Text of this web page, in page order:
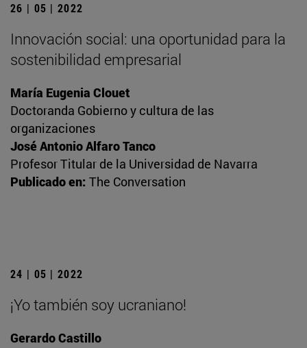
26 | 05 | 2022
Innovación social: una oportunidad para la
sostenibilidad empresarial
María Eugenia Clouet
Doctoranda Gobierno y cultura de las
organizaciones
José Antonio Alfaro Tanco
Profesor Titular de la Universidad de Navarra
Publicado en: The Conversation
24 | 05 | 2022
¡Yo también soy ucraniano!
Gerardo Castillo